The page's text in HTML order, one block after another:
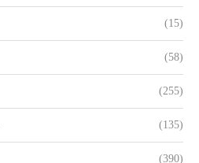
(15)
(58)
(255)
(135)
(390)